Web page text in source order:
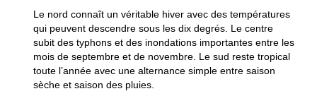
Le nord connaît un véritable hiver avec des températures
qui peuvent descendre sous les dix degrés. Le centre
subit des typhons et des inondations importantes entre les
mois de septembre et de novembre. Le sud reste tropical
toute l’année avec une alternance simple entre saison
sèche et saison des pluies.